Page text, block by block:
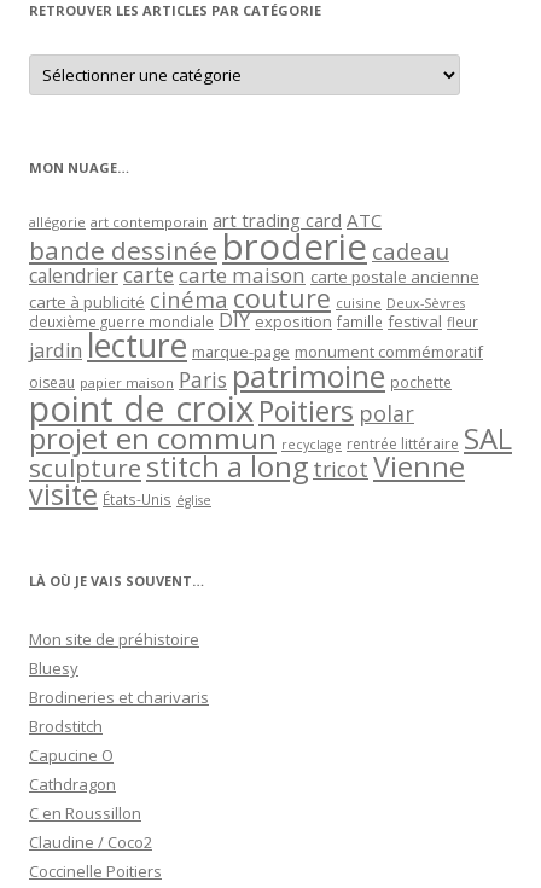
RETROUVER LES ARTICLES PAR CATÉGORIE
Retrouver
les
articles
MON NUAGE…
allégorie art contemporain art trading card ATC
bande dessinée broderie cadeau
calendriercartecarte maison carte postale ancienne
carte à publicité cinéma couture cuisine Deux-Sèvres
deuxième guerre mondiale DIY exposition famille festival fleur
jardin lecture marque-page monument commémoratif
oiseau papier maison Paris patrimoine pochette
point de croixPoitiers polar
projet en commun recyclage rentrée littéraire SAL
sculpturestitch a long tricot Vienne
visite États-Unis église
LÀ OÙ JE VAIS SOUVENT…
Mon site de préhistoire
Bluesy
Brodineries et charivaris
Brodstitch
Capucine O
Cathdragon
C en Roussillon
Claudine / Coco2
Coccinelle Poitiers